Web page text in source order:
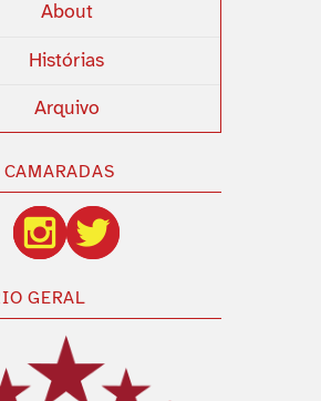
About
Histórias
Arquivo
CAMARADAS
GERAL